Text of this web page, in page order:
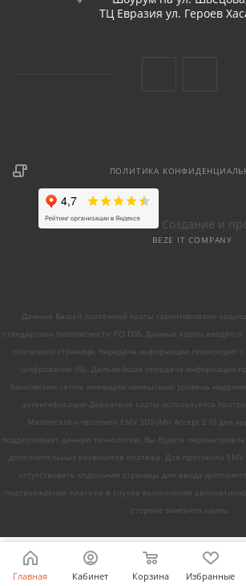
ТЦ Евразия ул. Героев
ПОЛИТИКА
Создание и
BEZE IT COMPANY
Данные Вашей платежной карты гарантировано
стандартами безопасности PCI DSS. Данные карты
платежной странице, передача информации происходит
шифрования SSL. Дальнейшая передача информации
банковским сетям, имеющим наивысший уровень
аутентификации Держателя карты используется
Mastercard и протокол EMV 3DS (Mir Accept 2.0) для
поддерживает данную технологию, Вы будете
дополнительных реквизитов платежа. Для протокола
отсутствовать отдельная страница для ввода
подтверждения платежа в случае выполнения
стороне эмитента карты
Главная Кабинет Корзина Избранные